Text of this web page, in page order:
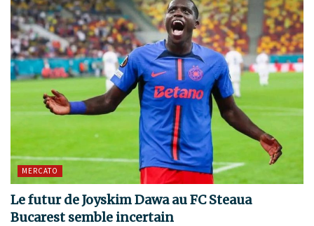
MERCATO
Le futur de Joyskim Dawa au FC Steaua
Bucarest semble incertain